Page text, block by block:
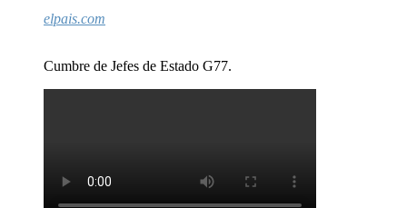
elpais.com
Cumbre de Jefes de Estado G77.